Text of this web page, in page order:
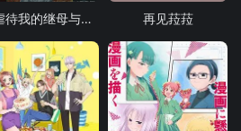
不虐待我的继母与继姐 再见菈菈